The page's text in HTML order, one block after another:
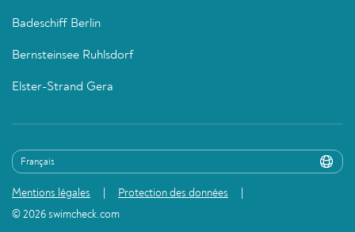
Badeschiff Berlin
Bernsteinsee Ruhlsdorf
Elster-Strand Gera
Mentions légales
Protection des données
© 2026 swimcheck.com